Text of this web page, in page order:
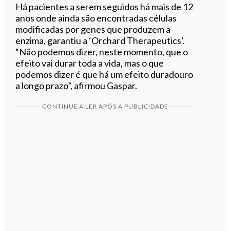
Há pacientes a serem seguidos há mais de 12
anos onde ainda são encontradas células
modificadas por genes que produzem a
enzima, garantiu a ‘Orchard Therapeutics’.
“Não podemos dizer, neste momento, que o
efeito vai durar toda a vida, mas o que
podemos dizer é que há um efeito duradouro
a longo prazo”, afirmou Gaspar.
CONTINUE A LER APÓS A PUBLICIDADE